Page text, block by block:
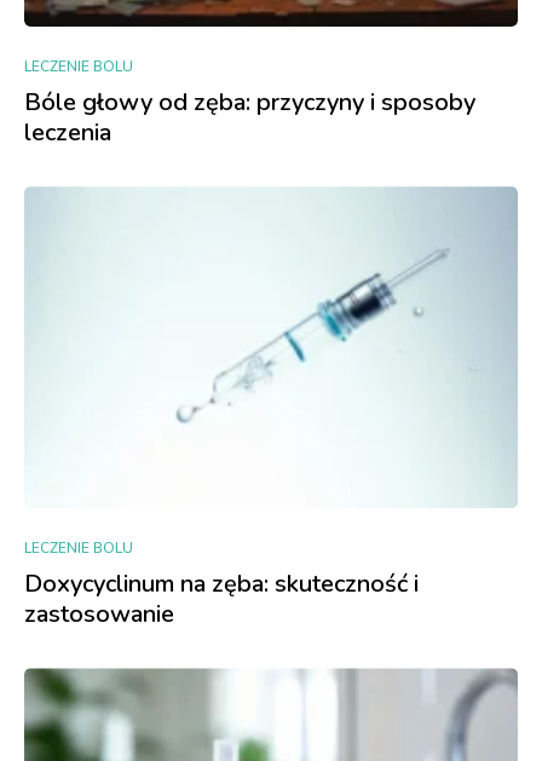
LECZENIE BOLU
Bóle głowy od zęba: przyczyny i sposoby
leczenia
LECZENIE BOLU
Doxycyclinum na zęba: skuteczność i
zastosowanie